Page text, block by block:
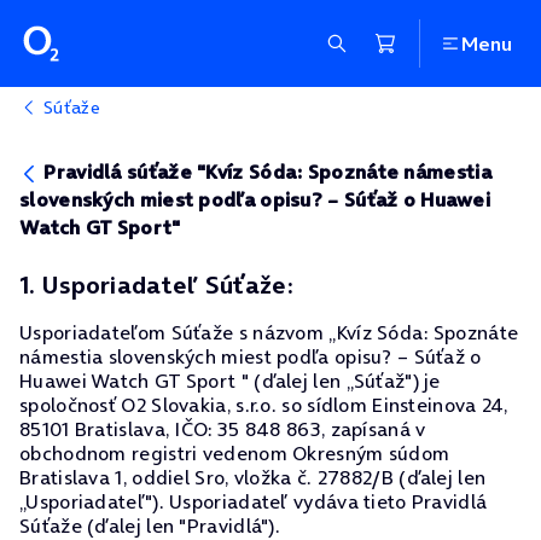
Menu
Súťaže
Pravidlá súťaže "Kvíz Sóda: Spoznáte námestia
slovenských miest podľa opisu? – Súťaž o Huawei
Watch GT Sport"
1. Usporiadateľ Súťaže:
Usporiadateľom Súťaže s názvom „Kvíz Sóda: Spoznáte
námestia slovenských miest podľa opisu? – Súťaž o
Huawei Watch GT Sport " (ďalej len „Súťaž") je
spoločnosť O2 Slovakia, s.r.o. so sídlom Einsteinova 24,
85101 Bratislava, IČO: 35 848 863, zapísaná v
obchodnom registri vedenom Okresným súdom
Bratislava 1, oddiel Sro, vložka č. 27882/B (ďalej len
„Usporiadateľ"). Usporiadateľ vydáva tieto Pravidlá
Súťaže (ďalej len "Pravidlá").